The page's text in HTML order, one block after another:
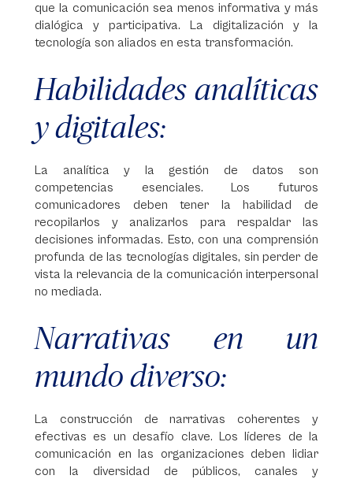
que la comunicación sea menos informativa y más
dialógica y participativa. La digitalización y la
tecnología son aliados en esta transformación.
Habilidades analíticas
y digitales:
La analítica y la gestión de datos son
competencias esenciales. Los futuros
comunicadores deben tener la habilidad de
recopilarlos y analizarlos para respaldar las
decisiones informadas. Esto, con una comprensión
profunda de las tecnologías digitales, sin perder de
vista la relevancia de la comunicación interpersonal
no mediada.
Narrativas en un
mundo diverso:
La construcción de narrativas coherentes y
efectivas es un desafío clave. Los líderes de la
comunicación en las organizaciones deben lidiar
con la diversidad de públicos, canales y